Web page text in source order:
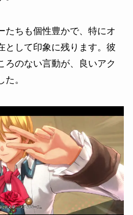
たちも個性豊かで、特にオ
として印象に残ります。彼
ろのない言動が、良いアク
。